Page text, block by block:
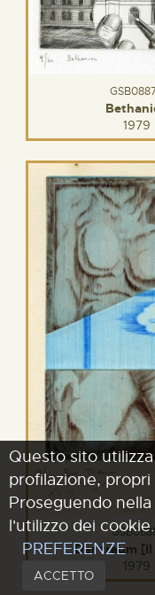
1979
Der traum [Il
1979
Questo sito
profilazione,
Proseguendo
l'utilizzo dei cookie.
PREFERENZE
ACCETTO